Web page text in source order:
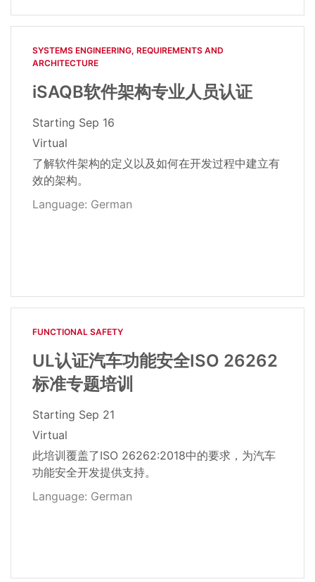
SYSTEMS ENGINEERING, REQUIREMENTS AND
ARCHITECTURE​
iSAQB软件架构专业人员认证
Starting Sep 16
Virtual
了解软件架构的定义以及如何在开发过程中建立有
效的架构。
Language: German
FUNCTIONAL SAFETY​
UL认证汽车功能安全ISO 26262
标准专题培训
Starting Sep 21
Virtual
此培训覆盖了ISO 26262:2018中的要求，为汽车
功能安全开发提供支持。
Language: German